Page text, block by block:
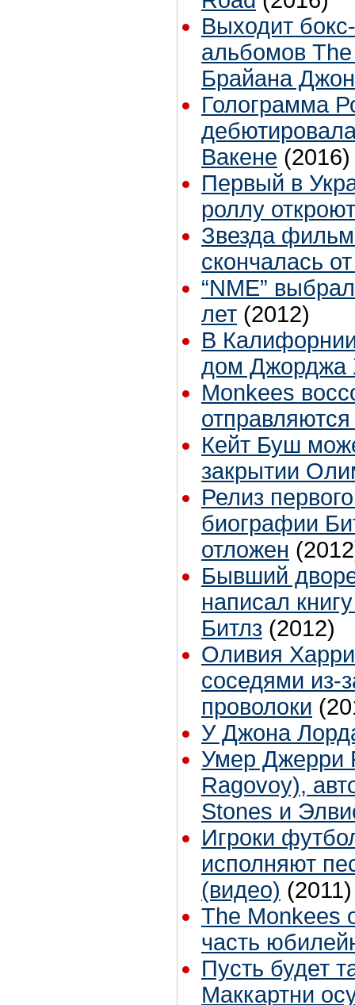
Выходит
альбомов
Брайана
Голограмма
Вакене (2016)
Первый в
роллу
Звезда
скончалась
“NME”
лет (2012)
В
дом Джорджа
Monkees
Кейт Буш
закрытии
Релиз
биографии
отложен
Бывший
написал
Битлз (2012)
Оливия
соседями из-
проволоки
У Джона
Умер Джерри
Ragovoy),
Stones и
Игроки
исполняют
(видео) (2011)
The Monkees
часть
Пусть будет
Маккартни